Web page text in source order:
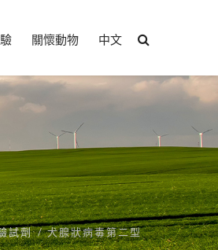
關懷動物 中文
試劑 犬腺狀病毒第二型